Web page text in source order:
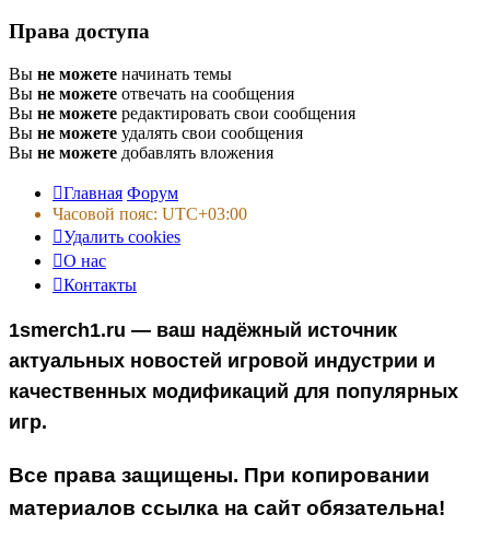
Права доступа
Вы не можете начинать темы
Вы не можете отвечать на сообщения
Вы не можете редактировать свои сообщения
Вы не можете удалять свои сообщения
Вы не можете добавлять вложения
Главная Форум
Часовой пояс: UTC+03:00
Удалить cookies
О нас
Контакты
1smerch1.ru — ваш надёжный источник
актуальных новостей игровой индустрии и
качественных модификаций для популярных
игр.
Все права защищены. При копировании
материалов ссылка на сайт обязательна!